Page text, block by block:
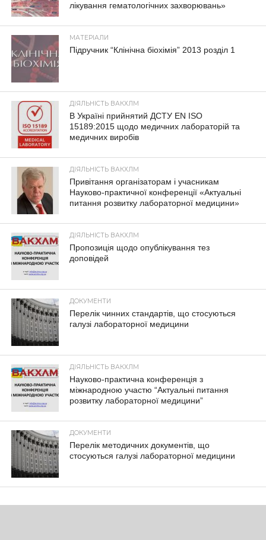
лікування гематологічних захворювань»
МАТЕРІАЛИ
Підручник “Клінічна біохімія” 2013 розділ 1
ДІЯЛЬНІСТЬ ВАКХЛМ
В Україні прийнятий ДСТУ EN ISO
15189:2015 щодо медичних лабораторій та
медичних виробів
ДІЯЛЬНІСТЬ ВАКХЛМ
Привітання організаторам і учасникам
Науково-практичної конференції «Актуальні
питання розвитку лабораторної медицини»
ДІЯЛЬНІСТЬ ВАКХЛМ
Пропозиція щодо опублікування тез
доповідей
ДОКУМЕНТИ
Перелік чинних стандартів, що стосуються
галузі лабораторної медицини
ДІЯЛЬНІСТЬ ВАКХЛМ
Науково-практична конференція з
міжнародною участю “Актуальні питання
розвитку лабораторної медицини”
ДОКУМЕНТИ
Перелік методичних документів, що
стосуються галузі лабораторної медицини